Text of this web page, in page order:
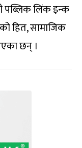
पब्लिक लिंक इन्क
हित, सामाजिक
छन् ।